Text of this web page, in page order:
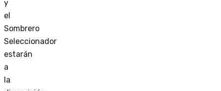
y
el
Sombrero
Seleccionador
estarán
a
la